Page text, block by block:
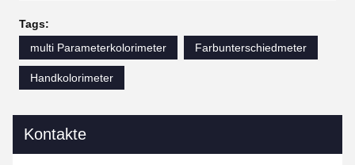
Tags:
multi Parameterkolorimeter
Farbunterschiedmeter
Handkolorimeter
Kontakte